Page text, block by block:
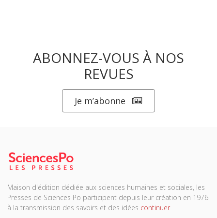
ABONNEZ-VOUS À NOS
REVUES
Je m’abonne
Maison d'édition dédiée aux sciences humaines et sociales, les
Presses de Sciences Po participent depuis leur création en 1976
à la transmission des savoirs et des idées continuer